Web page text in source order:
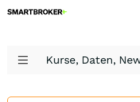
Kurse, Daten,